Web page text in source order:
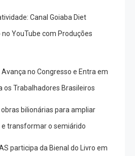
Canal Goiaba Diet
YouTube com Produções
Avança no Congresso e Entra em
os Trabalhadores Brasileiros
bilionárias para ampliar
transformar o semiárido
participa da Bienal do Livro em